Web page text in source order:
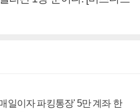
일이자 파킹통장' 5만 계좌 한